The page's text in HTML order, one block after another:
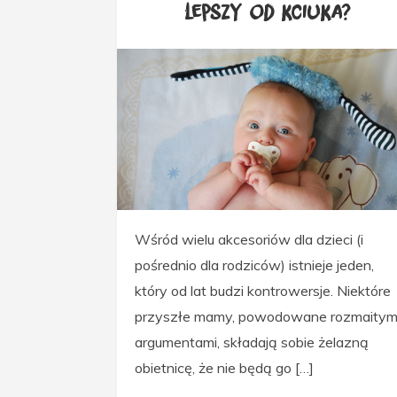
lepszy od kciuka?
Wśród wielu akcesoriów dla dzieci (i
pośrednio dla rodziców) istnieje jeden,
który od lat budzi kontrowersje. Niektóre
przyszłe mamy, powodowane
argumentami, składają sobie żelazną
obietnicę, że nie będą go […]